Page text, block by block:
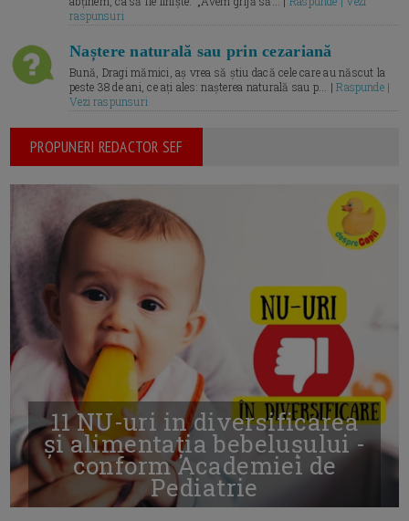
raspunsuri
Naștere naturală sau prin cezariană
Bună, Dragi mămici, aș vrea să știu dacă cele care au născut la
peste 38 de ani, ce ați ales: nașterea naturală sau p... |Raspunde |
Vezi raspunsuri
PROPUNERI REDACTOR SEF
11 NU-uri in diversificarea
și alimentația bebelușului -
conform Academiei de
Pediatrie